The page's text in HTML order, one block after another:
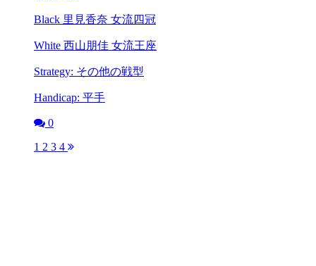
Black 里見香奈 女流四冠
White 西山朋佳 女流王座
Strategy: その他の戦型
Handicap: 平手
0
1 2 3 4